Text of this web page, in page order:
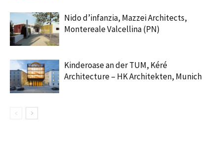
Nido d’infanzia, Mazzei Architects,
Montereale Valcellina (PN)
Kinderoase an der TUM, Kéré
Architecture – HK Architekten, Munich